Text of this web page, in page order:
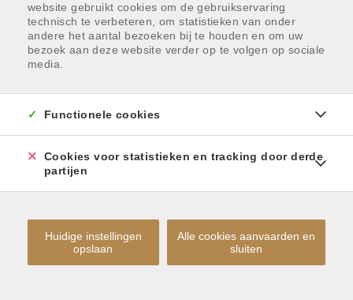
HELAAS, DIT PAND IS
VERKOCHT
schrijf u dan inop onze nieuwsbrief en blijf op de
hoogte van onsrecentste aanbod
SCHRIJF U IN
website gebruikt cookies om de gebruikservaring
technisch te verbeteren, om statistieken van onder
andere het aantal bezoeken bij te houden en om uw
bezoek aan deze website verder op te volgen op sociale
media.
Functionele cookies
Cookies voor statistieken en tracking door derde
partijen
Huidige instellingen
opslaan
Alle cookies aanvaarden en
sluiten